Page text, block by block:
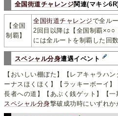
全国街道チャレンジ関連(マキシ
【全国
制覇】
全国街道チャレンジで全ル
2回目以降は【全国制覇×○○
には全ルートを制覇した回
スペシャル分身遭遇イベント
【おいしい棚ぼた】【レアキャラハ
ーナスほくほく】【ラッキーボーイ
長者への道】【あぶく銭ゲット】【一
スペシャル分身撃破成功時にいずれか